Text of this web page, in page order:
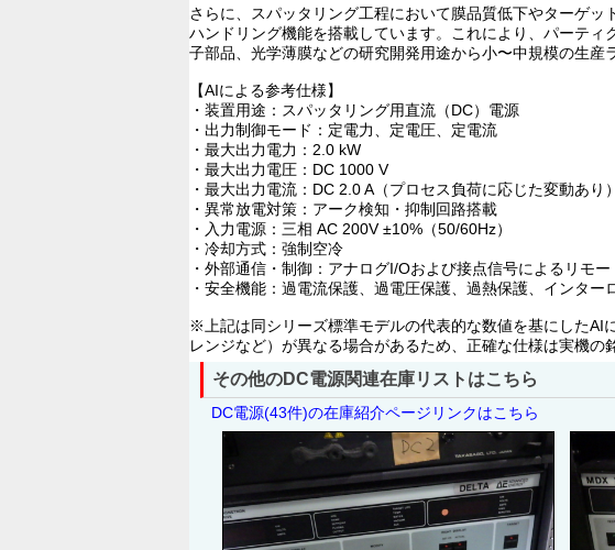
さらに、スパッタリング工程において膜品質低下やターゲ
ハンドリング機能を搭載しています。これにより、パーテ
子部品、光学薄膜などの研究開発用途から小〜中規模の生産
【AIによる参考仕様】
・装置用途：スパッタリング用直流（DC）電源
・出力制御モード：定電力、定電圧、定電流
・最大出力電力：2.0 kW
・最大出力電圧：DC 1000 V
・最大出力電流：DC 2.0 A（プロセス負荷に応じた変動あり）
・異常放電対策：アーク検知・抑制回路搭載
・入力電源：三相 AC 200V ±10%（50/60Hz）
・冷却方式：強制空冷
・外部通信・制御：アナログI/Oおよび接点信号によるリモ
・安全機能：過電流保護、過電圧保護、過熱保護、インター
※上記は同シリーズ標準モデルの代表的な数値を基にしたAI
レンジなど）が異なる場合があるため、正確な仕様は実機の
その他のDC電源関連在庫リストはこちら
DC電源(43件)の在庫紹介ページリンクはこちら